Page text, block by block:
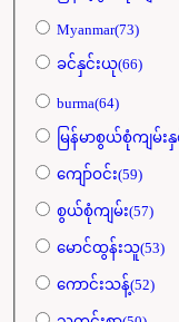
Myanmar(73)
ခင်နှင်းယု(66)
burma(64)
မြန်မာစွယ်စုံကျမ်းနှ
ကျော်ဝင်း(59)
စွယ်စုံကျမ်း(57)
မောင်ထွန်းသူ(53)
ကောင်းသန့်(52)